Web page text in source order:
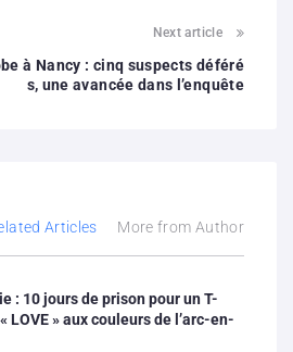
Next article
à Nancy : cinq suspects déféré
s, une avancée dans l’enquête
Articles More from Author
: 10 jours de prison pour un T-
LOVE » aux couleurs de l’arc-en-